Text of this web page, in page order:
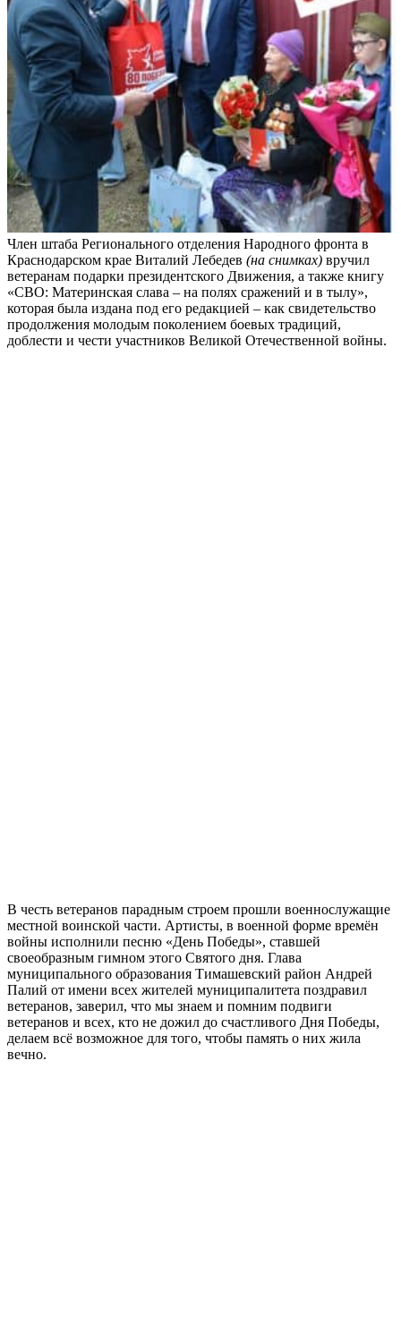
Член штаба Регионального отделения Народного фронта в
Краснодарском крае Виталий Лебедев (на снимках) вручил
ветеранам подарки президентского Движения, а также книгу
«СВО: Материнская слава – на полях сражений и в тылу»,
которая была издана под его редакцией – как свидетельство
продолжения молодым поколением боевых традиций,
доблести и чести участников Великой Отечественной войны.
В честь ветеранов парадным строем прошли военнослужащие
местной воинской части. Артисты, в военной форме времён
войны исполнили песню «День Победы», ставшей
своеобразным гимном этого Святого дня. Глава
муниципального образования Тимашевский район Андрей
Палий от имени всех жителей муниципалитета поздравил
ветеранов, заверил, что мы знаем и помним подвиги
ветеранов и всех, кто не дожил до счастливого Дня Победы,
делаем всё возможное для того, чтобы память о них жила
вечно.